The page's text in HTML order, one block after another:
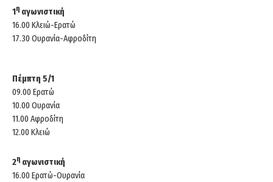
1η αγωνιστική
16.00 Κλειώ-Ερατώ
17.30 Ουρανία-Αφροδίτη
Πέμπτη 5/1
09.00 Ερατώ
10.00 Ουρανία
11.00 Αφροδίτη
12.00 Κλειώ
2η αγωνιστική
16.00 Ερατώ-Ουρανία